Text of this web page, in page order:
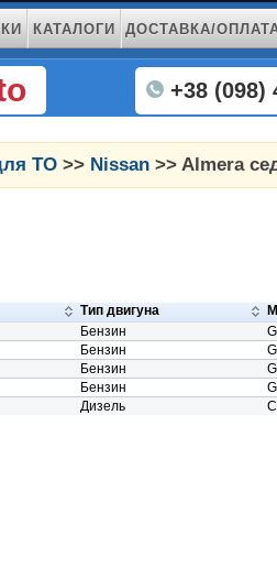
КАТАЛОГИ ДОСТАВКА/
+38 (098)
ТО >> Nissan >> Almera
Тип двигуна
Бензин
Бензин
Бензин
Бензин
Дизель